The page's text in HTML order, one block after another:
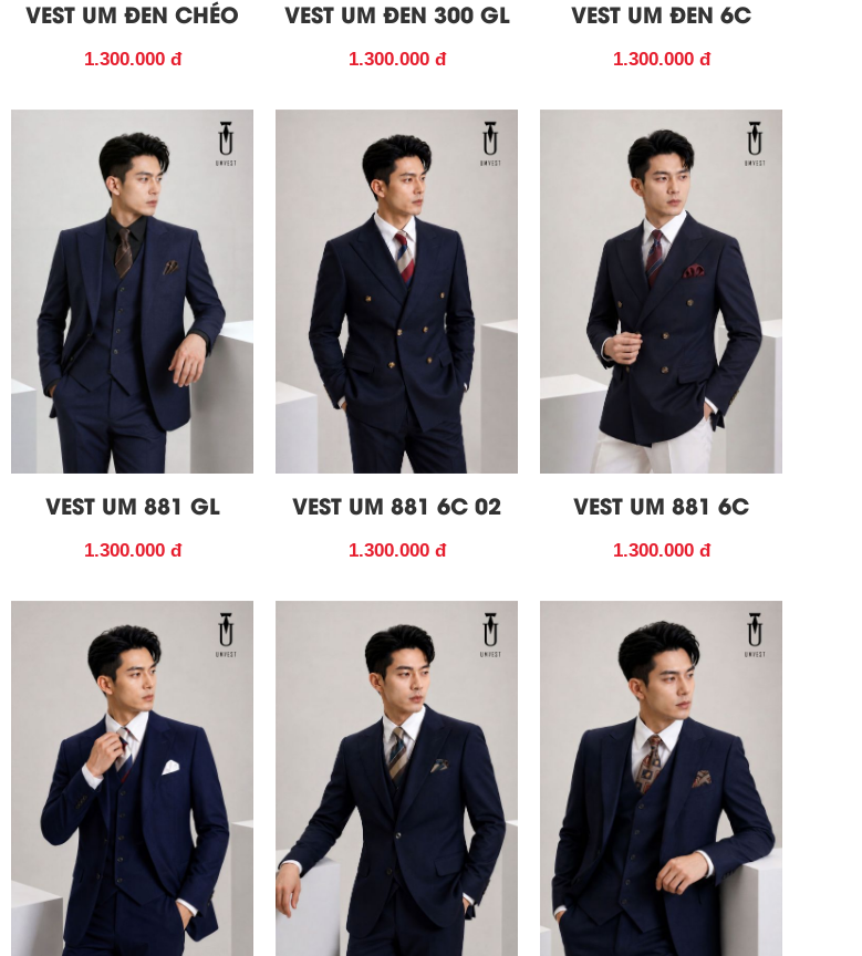
VEST UM ĐEN CHÉO
1.300.000 đ
VEST UM ĐEN 300 GL
1.300.000 đ
VEST UM ĐEN 6C
1.300.000 đ
VEST UM 881 GL
1.300.000 đ
VEST UM 881 6C 02
1.300.000 đ
VEST UM 881 6C
1.300.000 đ